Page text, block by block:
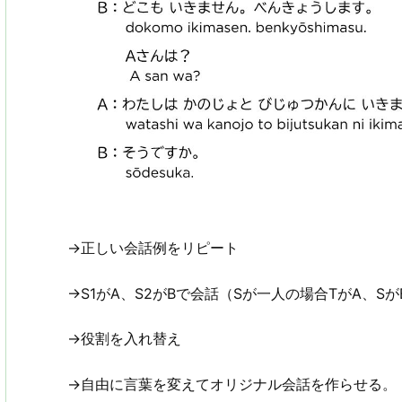
→正しい会話例をリピート
→S1がA、S2がBで会話（Sが一人の場合TがA、Sが
→役割を入れ替え
→自由に言葉を変えてオリジナル会話を作らせる。